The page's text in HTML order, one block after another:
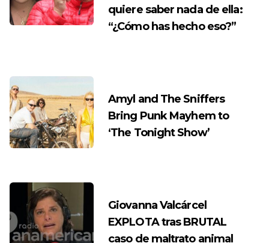
quiere saber nada de ella:
“¿Cómo has hecho eso?”
Amyl and The Sniffers
Bring Punk Mayhem to
‘The Tonight Show’
Giovanna Valcárcel
EXPLOTA tras BRUTAL
caso de maltrato animal